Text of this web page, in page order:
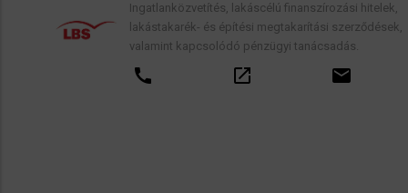
Ingatlanközvetítés, lakáscélú finanszírozási hitelek,
lakástakarék- és építési megtakarítási szerződések,
valamint kapcsolódó pénzügyi tanácsadás.